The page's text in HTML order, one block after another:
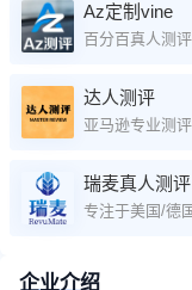
Az定制vine
百分百真人测
达人测评
亚马逊专业测
瑞麦真人测评
专注于美国/德
企业介绍